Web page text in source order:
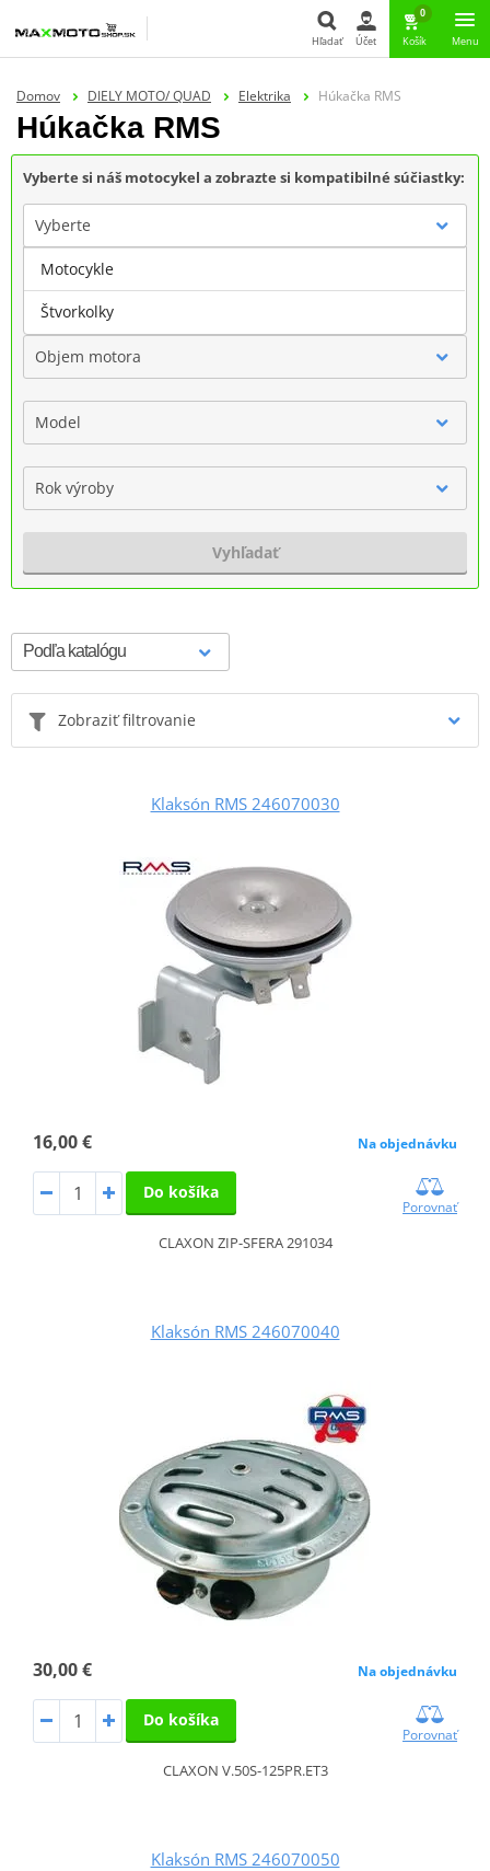
Hľadať Účet
0
Košík Menu
Domov DIELY MOTO/ QUAD Elektrika Húkačka RMS
Húkačka RMS
Vyberte si náš motocykel a zobrazte si kompatibilné súčiastky:
Vyberte
Značka
Objem motora
Model
Rok výroby
Vyhľadať
Zobraziť filtrovanie
Klaksón RMS 246070030
16,00 € Na objednávku
Do košíka
Porovnať
CLAXON ZIP-SFERA 291034
Klaksón RMS 246070040
30,00 € Na objednávku
Do košíka
Porovnať
CLAXON V.50S-125PR.ET3
Klaksón RMS 246070050
Motocykle
Štvorkolky